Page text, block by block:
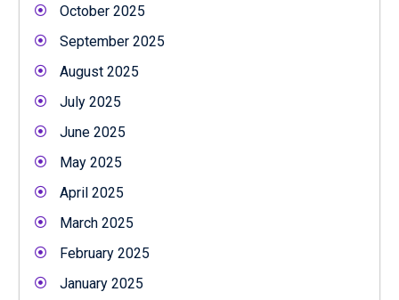
October 2025
September 2025
August 2025
July 2025
June 2025
May 2025
April 2025
March 2025
February 2025
January 2025